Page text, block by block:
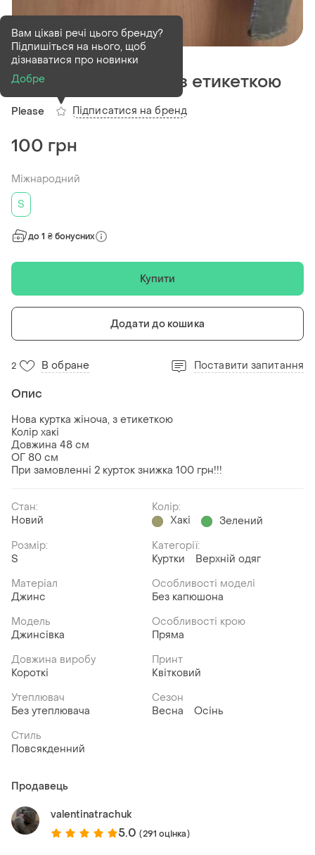
В наявності1 шт
Куртка жіноча нова з етикеткою
Please
Вам цікаві речі цього бренду?
Підпишіться на нього, щоб
дізнаватися про новинки
Добре
Підписатися на бренд
100 грн
Міжнародний
S
до 1 ₴ бонусних
Купити
Додати до кошика
2 В обране Поставити запитання
Опис
Нова куртка жіноча, з етикеткою
Колір хакі
Довжина 48 см
ОГ 80 см
При замовленні 2 курток знижка 100 грн!!!
Стан:
Новий
Колір:
Хакі
Зелений
Розмір:
S
Категорії:
Куртки
Верхній одяг
Матеріал
Джинс
Особливості моделі
Без капюшона
Модель
Джинсівка
Особливості крою
Пряма
Довжина виробу
Короткі
Принт
Квітковий
Утеплювач
Без утеплювача
Сезон
Весна
Осінь
Стиль
Повсякденний
Продавець
valentinatrachuk
5.0 (291 оцінка)